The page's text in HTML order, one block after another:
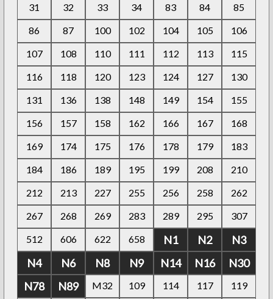
31
32 33 34 83 84
85
86
87 100 102 104 105
106
107
108 110 111 112 113
115
116
118 120 123 124 127
130
131
136 138 148 149 154
155
156
157 158 162 166 167
168
169
174 175 176 178 179
183
184
186 189 195 199 208
210
212
213 227 255 256 258
262
267
268 269 283 289 295
307
512
606 622 658 N1 N2
N3
N4
N6 N8 N9 N14 N16
N30
N78
N89 M32 109 114 117
119